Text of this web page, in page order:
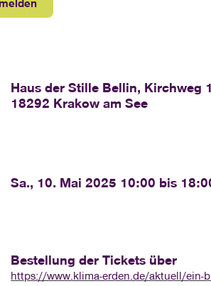
Haus der Stille Bellin, Kirchweg
18292 Krakow am See
Sa., 10. Mai 2025 10:00 bis
Bestellung der Tickets über